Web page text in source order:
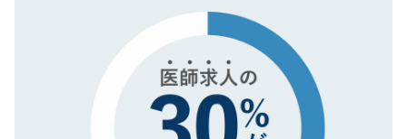
で、機密保持に関してもご安心ください。